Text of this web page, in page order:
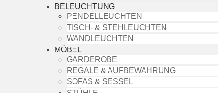
BELEUCHTUNG
PENDELLEUCHTEN
TISCH- & STEHLEUCHTEN
WANDLEUCHTEN
MÖBEL
GARDEROBE
REGALE & AUFBEWAHRUNG
SOFAS & SESSEL